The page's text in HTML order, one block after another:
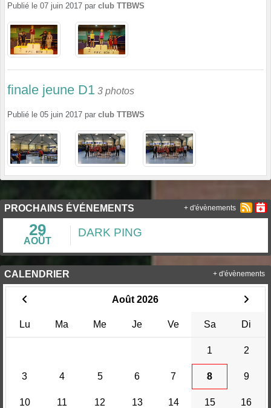
Publié le 07 juin 2017 par club TTBWS
finale jeune D1 3 photos
Publié le 05 juin 2017 par club TTBWS
PROCHAINS ÉVÉNEMENTS
29
AOÛT
DARK PING
+ d'évènements
CALENDRIER
Août 2026
Lu Ma Me Je Ve Sa Di
1 2
3 4 5 6 7 8 9
10 11 12 13 14 15 16
+ d'évènements